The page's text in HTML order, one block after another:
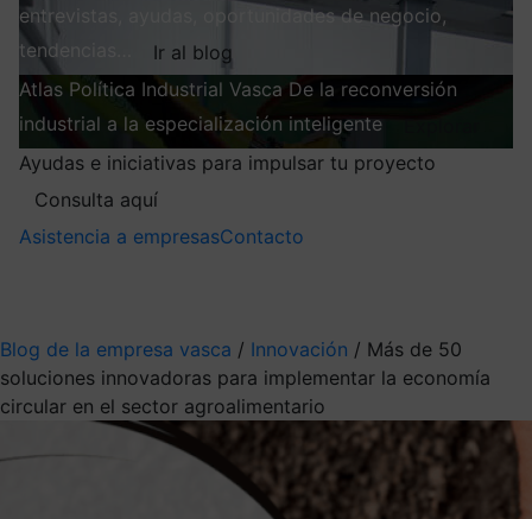
entrevistas, ayudas, oportunidades de negocio,
tendencias…
Ir al blog
Atlas Política Industrial Vasca De la reconversión
industrial a la especialización inteligente
Ayudas e iniciativas para impulsar tu proyecto
Consulta aquí
Asistencia a empresasContacto
Blog de la empresa vasca / Innovación / Más de 50
soluciones innovadoras para implementar la economía
circular en el sector agroalimentario